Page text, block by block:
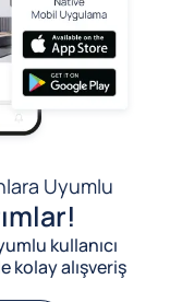
Uyumlu
kullanıcı
kolay alışveriş